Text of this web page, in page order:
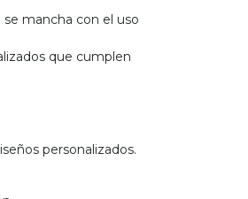
mancha con el uso
que cumplen
personalizados.